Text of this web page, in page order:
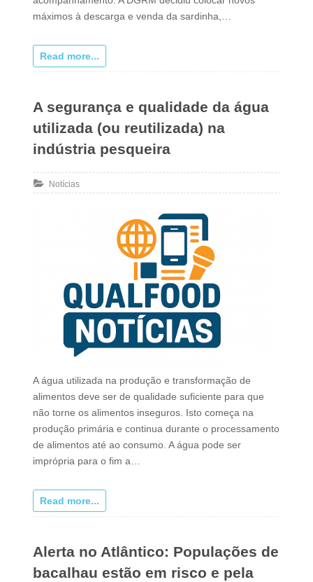
máximos à descarga e venda da sardinha,…
Read more...
A segurança e qualidade da água
utilizada (ou reutilizada) na
indústria pesqueira
Notícias
A água utilizada na produção e transformação de
alimentos deve ser de qualidade suficiente para que
não torne os alimentos inseguros. Isto começa na
produção primária e continua durante o processamento
de alimentos até ao consumo. A água pode ser
imprópria para o fim a…
Read more...
Alerta no Atlântico: Populações de
bacalhau estão em risco e pela